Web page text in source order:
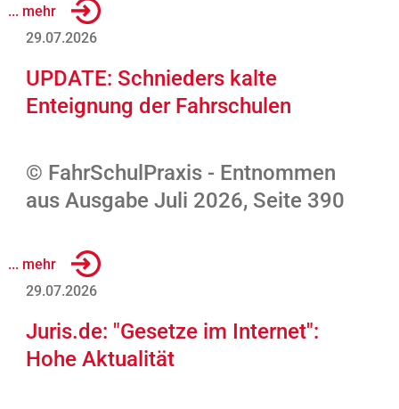
... mehr
29.07.2026
UPDATE: Schnieders kalte
Enteignung der Fahrschulen
© FahrSchulPraxis - Entnommen
aus Ausgabe Juli 2026, Seite 390
... mehr
29.07.2026
Juris.de: "Gesetze im Internet":
Hohe Aktualität